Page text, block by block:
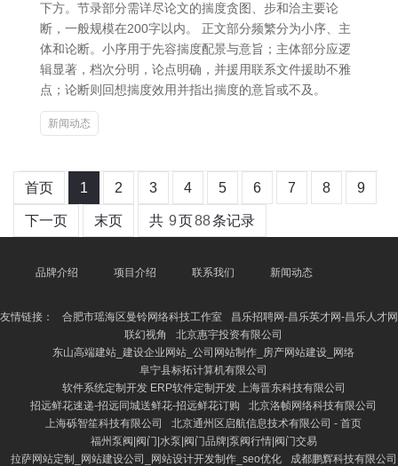
下方。节录部分需详尽论文的揣度贪图、步和洽主要论
断，一般规模在200字以内。 正文部分频繁分为小序、主
体和论断。小序用于先容揣度配景与意旨；主体部分应逻
辑显著，档次分明，论点明确，并援用联系文件援助不雅
点；论断则回想揣度效用并指出揣度的意旨或不及。
新闻动态
首页 1 2 3 4 5 6 7 8 9
下一页 末页 共 9页88条记录
品牌介绍 项目介绍 联系我们 新闻动态
友情链接： 合肥市瑶海区曼铃网络科技工作室
昌乐招聘网-昌乐英才网-昌乐人才网
联幻视角
北京惠宇投资有限公司
东山高端建站_建设企业网站_公司网站制作_房产网站建设_网络
阜宁县标拓计算机有限公司
软件系统定制开发 ERP软件定制开发 上海晋东科技有限公司
招远鲜花速递-招远同城送鲜花-招远鲜花订购
北京洛帧网络科技有限公司
上海砾智笙科技有限公司
北京通州区启航信息技术有限公司 - 首页
福州泵阀|阀门|水泵|阀门品牌|泵阀行情|阀门交易
拉萨网站定制_网站建设公司_网站设计开发制作_seo优化
成都鹏辉科技有限公司